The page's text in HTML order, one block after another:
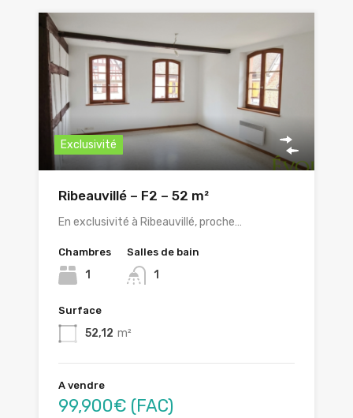
Exclusivité
Ribeauvillé – F2 – 52 m²
En exclusivité à Ribeauvillé, proche…
Chambres
1
Salles de bain
1
Surface
52,12 m²
A vendre
99,900€ (FAC)